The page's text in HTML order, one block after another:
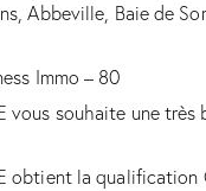
Abbeville, Baie de
Immo – 80
vous souhaite une très
obtient la qualification